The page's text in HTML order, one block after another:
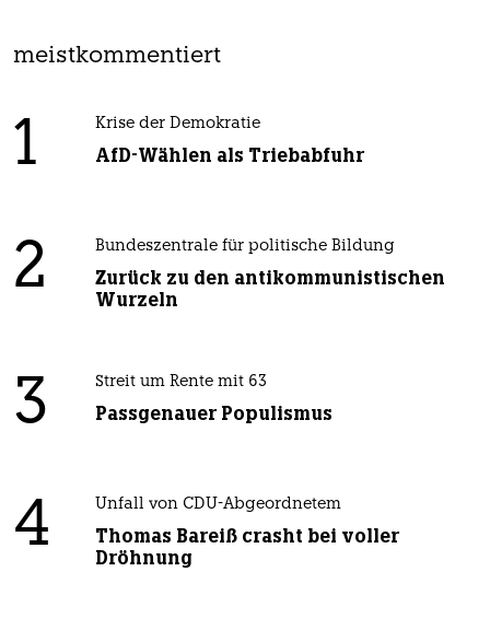
meistkommentiert
1 Krise der Demokratie
AfD-Wählen als Triebabfuhr
2 Bundeszentrale für politische Bildung
Zurück zu den antikommunistischen
Wurzeln
3 Streit um Rente mit 63
Passgenauer Populismus
4 Unfall von CDU-Abgeordnetem
Thomas Bareiß crasht bei voller
Dröhnung